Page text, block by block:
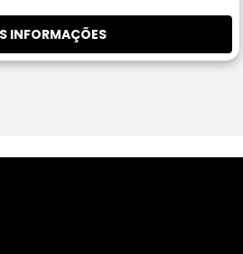
INFORMAÇÕES